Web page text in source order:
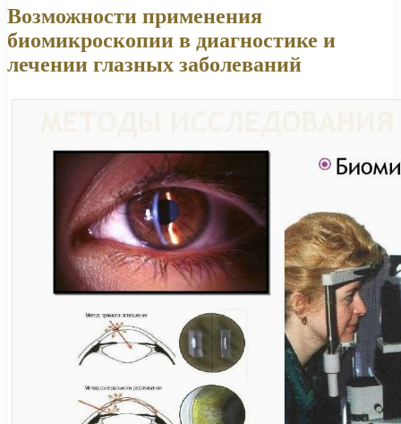
Возможности применения
биомикроскопии в диагностике и
лечении глазных заболеваний